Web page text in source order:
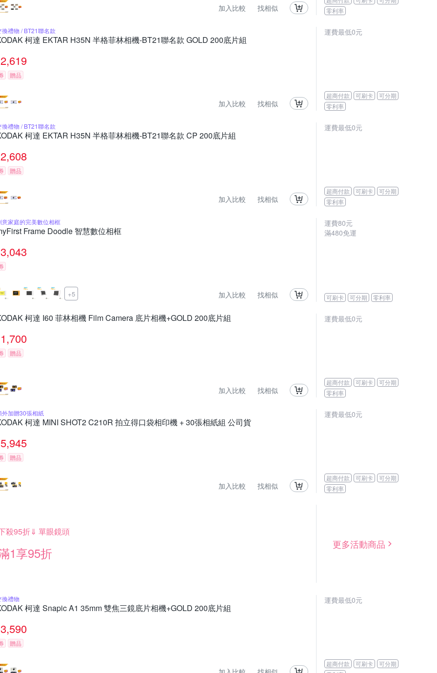
加入比較 找相似
零利率
換禮物 / BT21聯名款
柯達 EKTAR H35N 半格菲林相機-BT21聯名款 GOLD 200底片組
2,619
贈品
加入比較 找相似
運費最低0元
超商付款 可刷卡
可分期
零利率
換禮物 / BT21聯名款
柯達 EKTAR H35N 半格菲林相機-BT21聯名款 CP 200底片組
2,608
贈品
加入比較 找相似
運費最低0元
超商付款 可刷卡
可分期
零利率
意家庭的完美數位相框
Frame Doodle 智慧數位相框
3,043
+5 加入比較 找相似
運費80元
滿480免運
可刷卡 可分期 零利率
柯達 I60 菲林相機 Film Camera 底片相機+GOLD 200底片組
1,700
贈品
加入比較 找相似
運費最低0元
超商付款 可刷卡
可分期
零利率
外加贈30張相紙
柯達 MINI SHOT2 C210R 拍立得口袋相印機 + 30張相紙組 公司貨
5,945
贈品
加入比較 找相似
運費最低0元
超商付款 可刷卡
可分期
零利率
殺95折⇓ 單眼鏡頭
1享95折
更多活動商品
換禮物
柯達 Snapic A1 35mm 雙焦三鏡底片相機+GOLD 200底片組
3,590
贈品
運費最低0元
超商付款 可刷卡
可分期